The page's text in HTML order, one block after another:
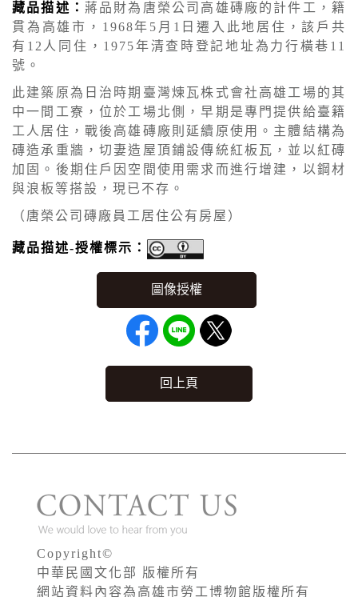
藏品描述： 蔣品財為唐榮公司高雄磚廠的計件工，籍
貫為高雄市，1968年5月1日遷入此地居住，該戶共
有12人同住，1975年清查時登記地址為力行橫巷11
號。
此建築原為日治時期臺灣煉瓦株式會社高雄工場的其
中一間工寮，位於工場北側，早期是專門提供給臺籍
工人居住，戰後高雄磚廠則延續原使用。主體結構為
磚造承重牆，切妻造屋頂鋪設傳統紅板瓦，並以紅磚
加固。後期住戶因空間使用需求而進行增建，以鋼材
與浪板等搭設，現已不存。
（唐榮公司磚廠員工居住公有房屋）
藏品描述-授權標示：
回上頁
Copyright©
中華民國文化部 版權所有
網站資料內容為高雄市勞工博物館版權所有